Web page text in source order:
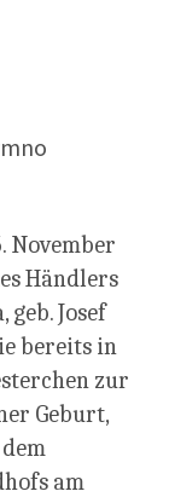
November
Händlers
Josef
bereits in
zur
Geburt,
am